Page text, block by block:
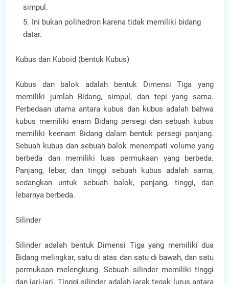
simpul.
Ini bukan polihedron karena tidak memiliki bidang
datar.
Kubus dan Kuboid (bentuk Kubus)
Kubus dan balok adalah bentuk Dimensi Tiga yang
memiliki jumlah Bidang, simpul, dan tepi yang sama.
Perbedaan utama antara kubus dan kubus adalah bahwa
kubus memiliki enam Bidang persegi dan sebuah kubus
memiliki keenam Bidang dalam bentuk persegi panjang.
Sebuah kubus dan sebuah balok menempati volume yang
berbeda dan memiliki luas permukaan yang berbeda.
Panjang, lebar, dan tinggi sebuah kubus adalah sama,
sedangkan untuk sebuah balok, panjang, tinggi, dan
lebarnya berbeda.
Silinder
Silinder adalah bentuk Dimensi Tiga yang memiliki dua
Bidang melingkar, satu di atas dan satu di bawah, dan satu
permukaan melengkung. Sebuah silinder memiliki tinggi
dan jari-jari. Tinggi silinder adalah jarak tegak lurus antara